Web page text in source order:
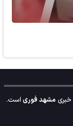
خبریمشهد فوریاست.